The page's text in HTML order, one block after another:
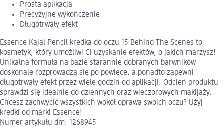
Prosta aplikacja
Precyzyjne wykończenie
Długotrwały efekt
Essence Kajal Pencil kredka do oczu 15 Behind The Scenes to
kosmetyk, który umożliwi Ci uzyskanie efektów, o jakich marzysz!
Unikalna formuła na bazie starannie dobranych barwników
doskonale rozprowadza się po powiece, a ponadto zapewni
długotrwały efekt przez wiele godzin od aplikacji. Odcień produktu
sprawdzi się idealnie do dziennych oraz wieczorowych makijaży.
Chcesz zachwycić wszystkich wokół oprawą swoich oczu? Użyj
kredki od marki Essence!
Numer artykułu dm: 1268945